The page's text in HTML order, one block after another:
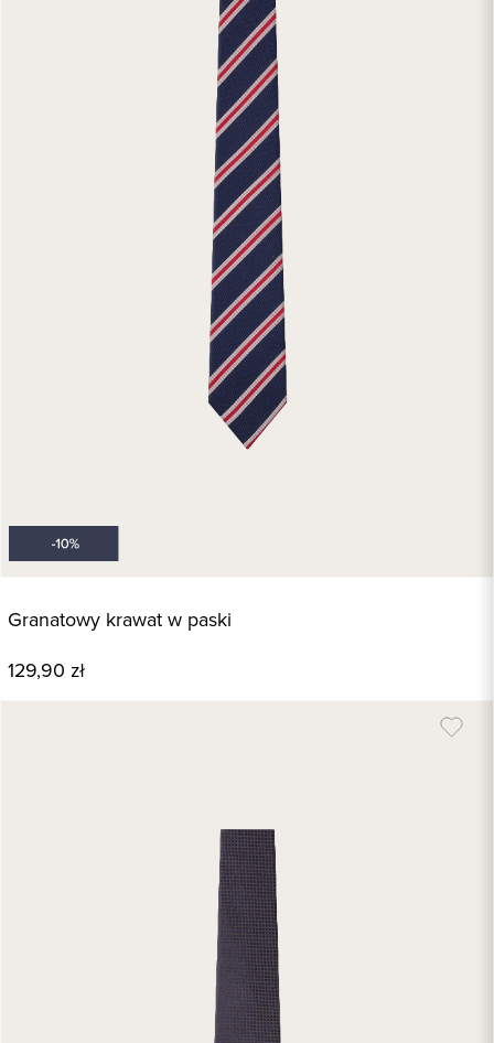
Granatowy krawat w paski
129,90 zł